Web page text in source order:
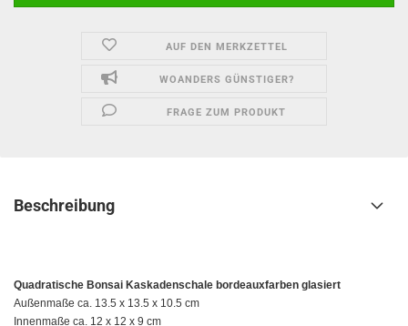
AUF DEN MERKZETTEL
WOANDERS GÜNSTIGER?
FRAGE ZUM PRODUKT
Beschreibung
Quadratische Bonsai Kaskadenschale bordeauxfarben glasiert
Außenmaße ca. 13.5 x 13.5 x 10.5 cm
Innenmaße ca. 12 x 12 x 9 cm